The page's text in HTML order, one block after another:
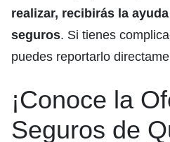
realizar, recibirás la
seguros. Si tienes
puedes reportarlo
¡Conoce la
Seguros de